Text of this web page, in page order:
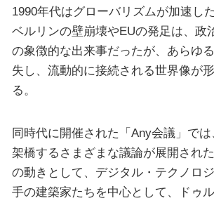
1990年代はグローバリズムが加速し
ベルリンの壁崩壊やEUの発足は、政
の象徴的な出来事だったが、あらゆ
失し、流動的に接続される世界像が
る。
同時代に開催された「Any会議」で
架橋するさまざまな議論が展開され
の動きとして、デジタル・テクノロ
手の建築家たちを中心として、ドゥ